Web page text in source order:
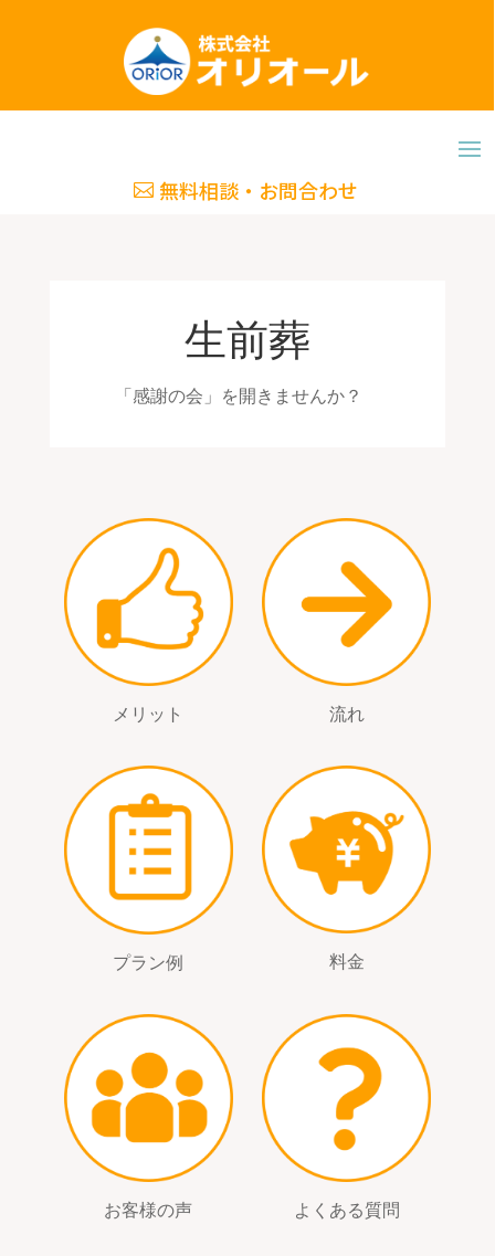
無料相談・お問合わせ
生前葬
「感謝の会」を開きませんか？
メリット 流れ
プラン例 料金
お客様の声 よくある質問